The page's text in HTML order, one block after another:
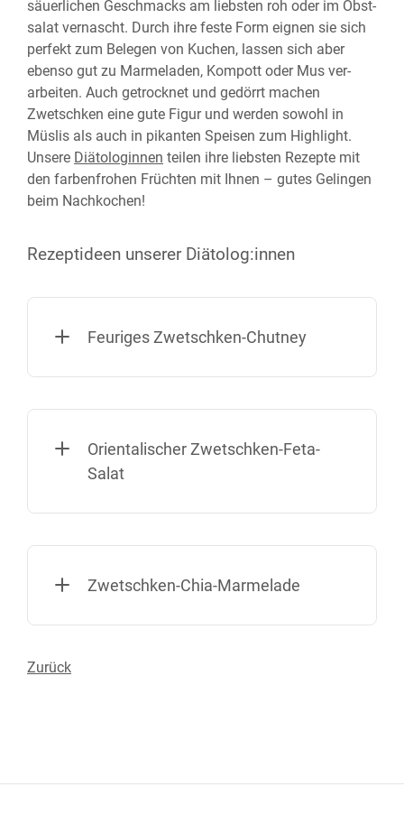
säuerlichen Geschmacks am liebsten roh oder im Obst­
salat ver­nascht. Durch ihre feste Form eignen sie sich
perfekt zum Belegen von Kuchen, lassen sich aber
ebenso gut zu Marmeladen, Kompott oder Mus ver­
arbeiten. Auch ge­trocknet und ge­dörrt machen
Zwetschken eine gute Figur und werden sowohl in
Müslis als auch in pikanten Speisen zum High­light.
Unsere Diätologinnen teilen ihre liebsten Rezepte mit
den farben­frohen Früchten mit Ihnen – gutes Gelingen
beim Nach­kochen!
Rezeptideen unserer Diätolog:innen
Feuriges Zwetschken-Chutney
Orientalischer Zwetschken-Feta-
Salat
Zwetschken-Chia-Marmelade
Zurück